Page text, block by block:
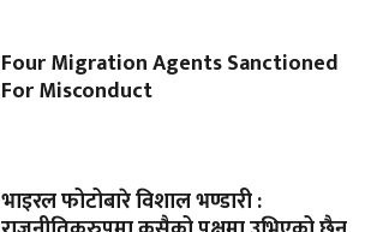
Four Migration Agents Sanctioned
For Misconduct
भाइरल फोटोबारे विशाल भण्डारी :